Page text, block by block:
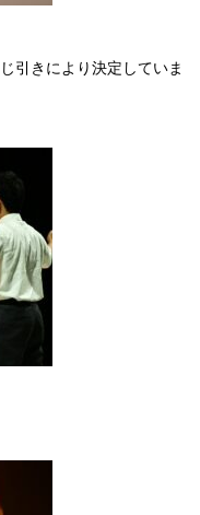
引きにより決定していま